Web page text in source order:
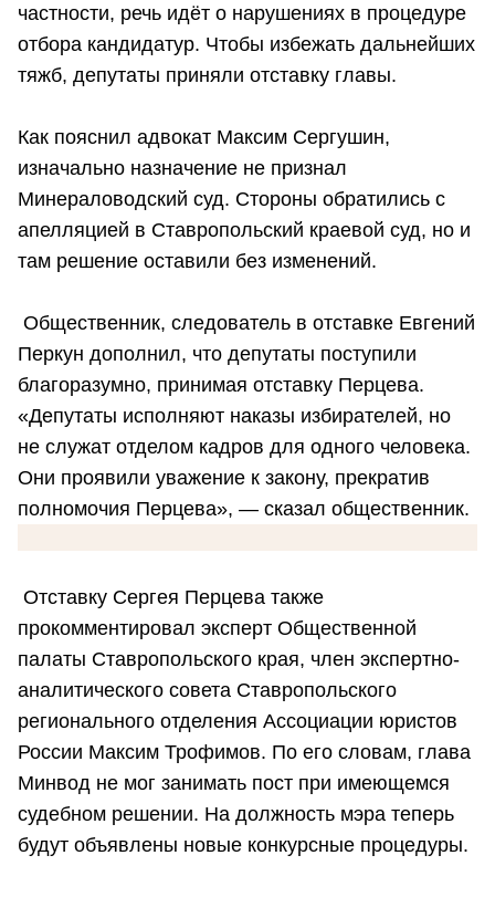
частности, речь идёт о нарушениях в процедуре
отбора кандидатур. Чтобы избежать дальнейших
тяжб, депутаты приняли отставку главы.
Как пояснил адвокат Максим Сергушин,
изначально назначение не признал
Минераловодский суд. Стороны обратились с
апелляцией в Ставропольский краевой суд, но и
там решение оставили без изменений.
Общественник, следователь в отставке Евгений
Перкун дополнил, что депутаты поступили
благоразумно, принимая отставку Перцева.
«Депутаты исполняют наказы избирателей, но
не служат отделом кадров для одного человека.
Они проявили уважение к закону, прекратив
полномочия Перцева», — сказал общественник.
Отставку Сергея Перцева также
прокомментировал эксперт Общественной
палаты Ставропольского края, член экспертно-
аналитического совета Ставропольского
регионального отделения Ассоциации юристов
России Максим Трофимов. По его словам, глава
Минвод не мог занимать пост при имеющемся
судебном решении. На должность мэра теперь
будут объявлены новые конкурсные процедуры.